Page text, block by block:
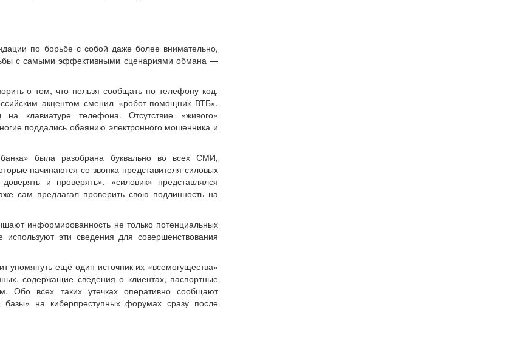
по борьбе с собой даже более внимательно,
с самыми эффективными сценариями обмана —
о том, что нельзя сообщать по телефону код,
акцентом сменил «робот-помощник ВТБ»,
клавиатуре телефона. Отсутствие «живого»
поддались обаянию электронного мошенника и
была разобрана буквально во всех СМИ,
начинаются со звонка представителя силовых
и проверять», «силовик» представлялся
сам предлагал проверить свою подлинность на
информированность не только потенциальных
эти сведения для совершенствования
ещё один источник их «всемогущества»
содержащие сведения о клиентах, паспортные
Обо всех таких утечках оперативно сообщают
на киберпреступных форумах сразу после